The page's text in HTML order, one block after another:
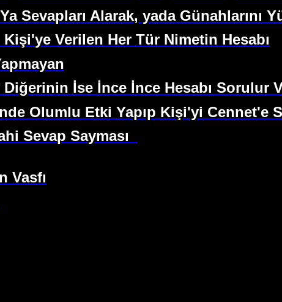
Sevapları Alarak, yada Günahlarını
Kişi'ye Verilen Her Tür Nimetin Hesabı
İse İnce İnce Hesabı Sorulur
Olumlu Etki Yapıp Kişi'yi Cennet'e
Sevap Sayması
Vasfı